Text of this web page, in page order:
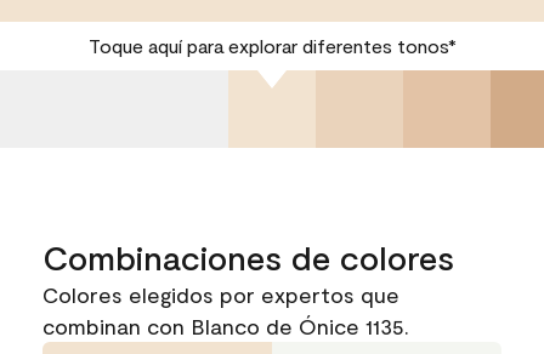
Toque aquí para explorar diferentes tonos*
Combinaciones de colores
Colores elegidos por expertos que
combinan con Blanco de Ónice 1135.